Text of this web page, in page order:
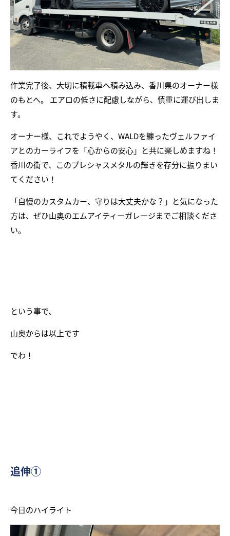
作業完了後、大切に積載車へ積み込み、香川県のオーナー様
のもとへ。 エアロの低さに配慮しながら、慎重に運び出しま
す。
オーナー様、これでようやく、WALDを纏ったヴェルファイ
アとのカーライフを「心からの安心」と共に楽しめますね！
香川の街で、このプレシャスメタルの輝きを存分に振りまい
てください！
「自慢のカスタムカー、守りは大丈夫かな？」と気になった
方は、ぜひ山奥のエムアイティーガレージまでご相談くださ
い。
という事で、
山奥からは以上です
でわ！
追伸①
今日のハイライト